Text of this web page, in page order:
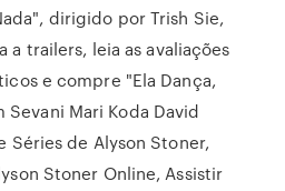
dirigido por Trish Sie,
a trailers, leia as avaliações
e compre "Ela Dança,
Sevani Mari Koda David
Séries de Alyson Stoner,
Stoner Online, Assistir